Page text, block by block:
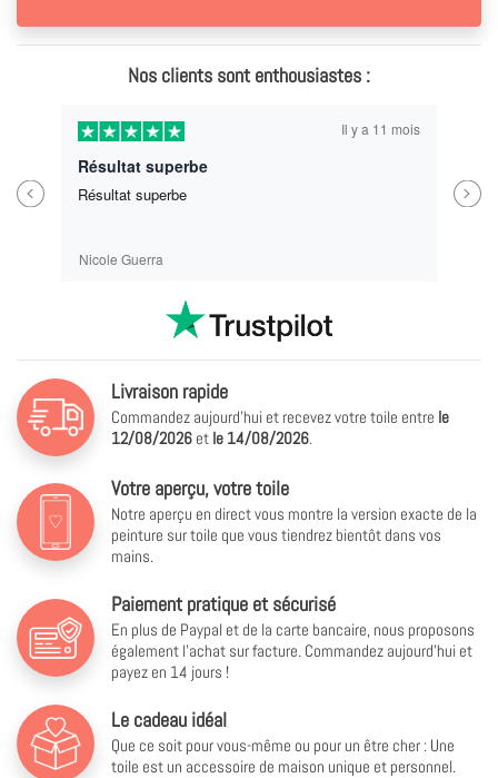
Nos clients sont enthousiastes :
Previous
Il y a 11 mois
Résultat superbe
Résultat superbe
Nicole Guerra
Next
Livraison rapide
Commandez aujourd'hui et recevez votre toile entre le
12/08/2026 et le 14/08/2026.
Votre aperçu, votre toile
Notre aperçu en direct vous montre la version exacte de la
peinture sur toile que vous tiendrez bientôt dans vos
mains.
Paiement pratique et sécurisé
En plus de Paypal et de la carte bancaire, nous proposons
également l'achat sur facture. Commandez aujourd'hui et
payez en 14 jours !
Le cadeau idéal
Que ce soit pour vous-même ou pour un être cher : Une
toile est un accessoire de maison unique et personnel.